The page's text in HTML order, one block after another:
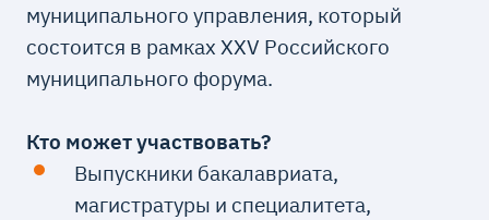
муниципального управления, который
состоится в рамках XXV Российского
муниципального форума.
Кто может участвовать?
Выпускники бакалавриата,
магистратуры и специалитета,